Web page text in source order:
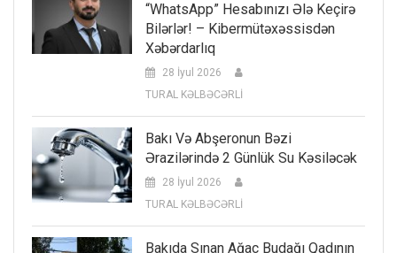
“WhatsApp” Hesabınızı Ələ Keçirə
Bilərlər! – Kibermütəxəssisdən
Xəbərdarlıq
28 İyul 2026
TURAL KƏLBƏCƏRLİ
Bakı Və Abşeronun Bəzi
Ərazilərində 2 Günlük Su Kəsiləcək
28 İyul 2026
TURAL KƏLBƏCƏRLİ
Bakıda Sınan Ağac Budağı Qadının